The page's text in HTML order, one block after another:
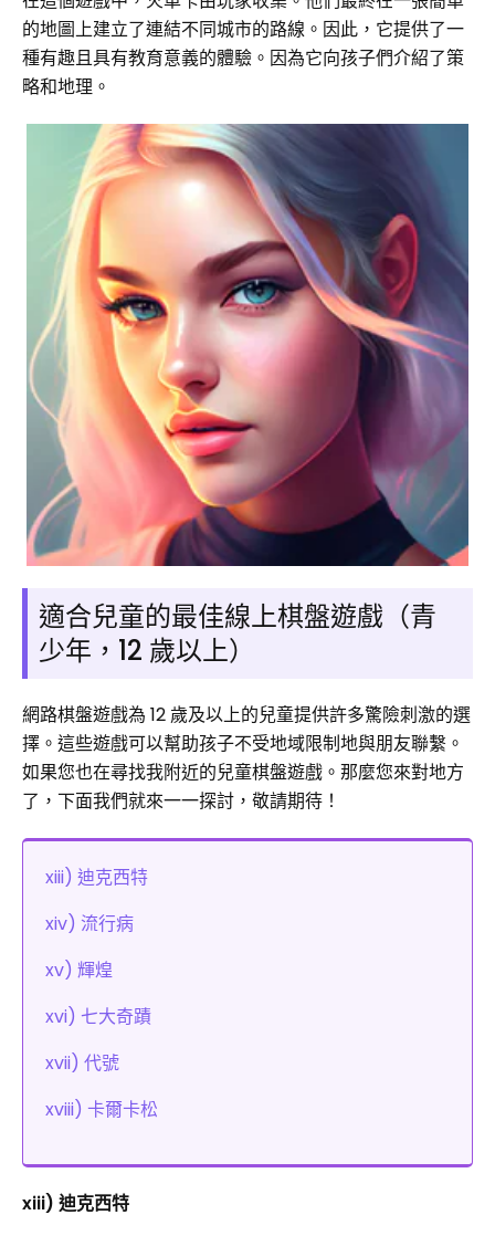
的地圖上建立了連結不同城市的路線。因此，它提供了一
種有趣且具有教育意義的體驗。因為它向孩子們介紹了策
略和地理。
適合兒童的最佳線上棋盤遊戲（青
少年，12 歲以上）
網路棋盤遊戲為 12 歲及以上的兒童提供許多驚險刺激的選
擇。這些遊戲可以幫助孩子不受地域限制地與朋友聯繫。
如果您也在尋找我附近的兒童棋盤遊戲。那麼您來對地方
了，下面我們就來一一探討，敬請期待！
xiii) 迪克西特
xiv) 流行病
xv) 輝煌
xvi) 七大奇蹟
xvii) 代號
xviii) 卡爾卡松
xiii) 迪克西特